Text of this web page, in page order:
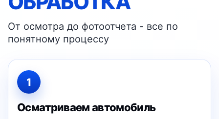
От осмотра до фотоотчета - все по
понятному процессу
1
Осматриваем автомобиль